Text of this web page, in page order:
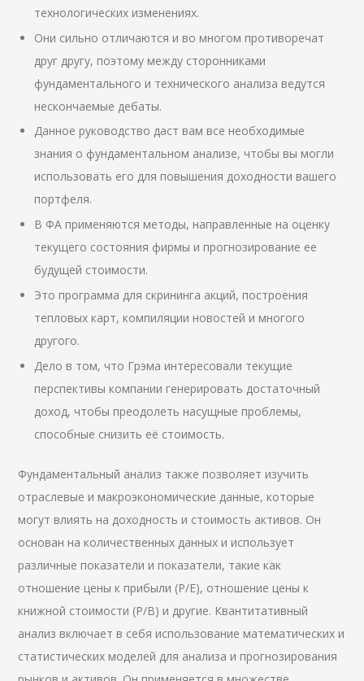
технологических изменениях.
Они сильно отличаются и во многом противоречат
друг другу, поэтому между сторонниками
фундаментального и технического анализа ведутся
нескончаемые дебаты.
Данное руководство даст вам все необходимые
знания о фундаментальном анализе, чтобы вы могли
использовать его для повышения доходности вашего
портфеля.
В ФА применяются методы, направленные на оценку
текущего состояния фирмы и прогнозирование ее
будущей стоимости.
Это программа для скрининга акций, построения
тепловых карт, компиляции новостей и многого
другого.
Дело в том, что Грэма интересовали текущие
перспективы компании генерировать достаточный
доход, чтобы преодолеть насущные проблемы,
способные снизить её стоимость.
Фундаментальный анализ также позволяет изучить
отраслевые и макроэкономические данные, которые
могут влиять на доходность и стоимость активов. Он
основан на количественных данных и использует
различные показатели и показатели, такие как
отношение цены к прибыли (P/E), отношение цены к
книжной стоимости (P/B) и другие. Квантитативный
анализ включает в себя использование математических и
статистических моделей для анализа и прогнозирования